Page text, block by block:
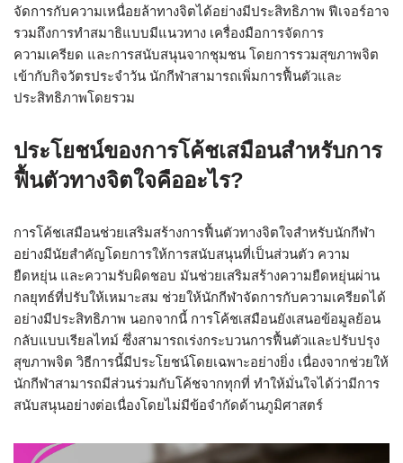
จัดการกับความเหนื่อยล้าทางจิตได้อย่างมีประสิทธิภาพ ฟีเจอร์อาจ
รวมถึงการทำสมาธิแบบมีแนวทาง เครื่องมือการจัดการ
ความเครียด และการสนับสนุนจากชุมชน โดยการรวมสุขภาพจิต
เข้ากับกิจวัตรประจำวัน นักกีฬาสามารถเพิ่มการฟื้นตัวและ
ประสิทธิภาพโดยรวม
ประโยชน์ของการโค้ชเสมือนสำหรับการ
ฟื้นตัวทางจิตใจคืออะไร?
การโค้ชเสมือนช่วยเสริมสร้างการฟื้นตัวทางจิตใจสำหรับนักกีฬา
อย่างมีนัยสำคัญโดยการให้การสนับสนุนที่เป็นส่วนตัว ความ
ยืดหยุ่น และความรับผิดชอบ มันช่วยเสริมสร้างความยืดหยุ่นผ่าน
กลยุทธ์ที่ปรับให้เหมาะสม ช่วยให้นักกีฬาจัดการกับความเครียดได้
อย่างมีประสิทธิภาพ นอกจากนี้ การโค้ชเสมือนยังเสนอข้อมูลย้อน
กลับแบบเรียลไทม์ ซึ่งสามารถเร่งกระบวนการฟื้นตัวและปรับปรุง
สุขภาพจิต วิธีการนี้มีประโยชน์โดยเฉพาะอย่างยิ่ง เนื่องจากช่วยให้
นักกีฬาสามารถมีส่วนร่วมกับโค้ชจากทุกที่ ทำให้มั่นใจได้ว่ามีการ
สนับสนุนอย่างต่อเนื่องโดยไม่มีข้อจำกัดด้านภูมิศาสตร์